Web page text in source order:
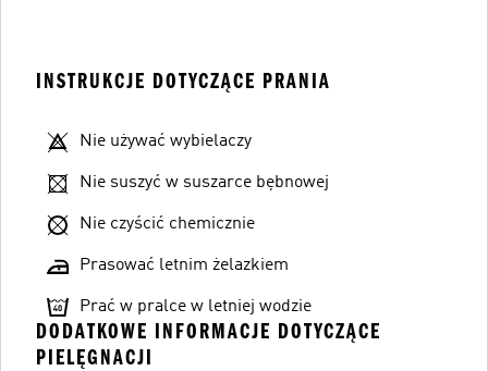
INSTRUKCJE DOTYCZĄCE PRANIA
Nie używać wybielaczy
Nie suszyć w suszarce bębnowej
Nie czyścić chemicznie
Prasować letnim żelazkiem
Prać w pralce w letniej wodzie
DODATKOWE INFORMACJE DOTYCZĄCE
PIELĘGNACJI